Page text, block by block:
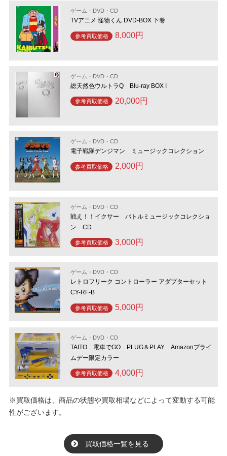
ゲーム・DVD・CD
TVアニメ 怪物くん DVD-BOX 下巻
参考買取価格 8,000円
ゲーム・DVD・CD
総天然色ウルトラQ Blu-ray BOX I
参考買取価格 20,000円
ゲーム・DVD・CD
電子戦隊デンジマン ミュージックコレクション
参考買取価格 2,000円
ゲーム・DVD・CD
戦え！！イクサー バトルミュージックコレクショ
ン CD
参考買取価格 3,000円
ゲーム・DVD・CD
レトロフリーク コントローラー アダプターセット
CY-RF-B
参考買取価格 5,000円
ゲーム・DVD・CD
TAITO 電車でGO PLUG＆PLAY Amazonプライ
ムデー限定カラー
参考買取価格 4,000円
※買取価格は、商品の状態や買取相場などによって変動する可能
性がございます。
買取価格一覧を見る